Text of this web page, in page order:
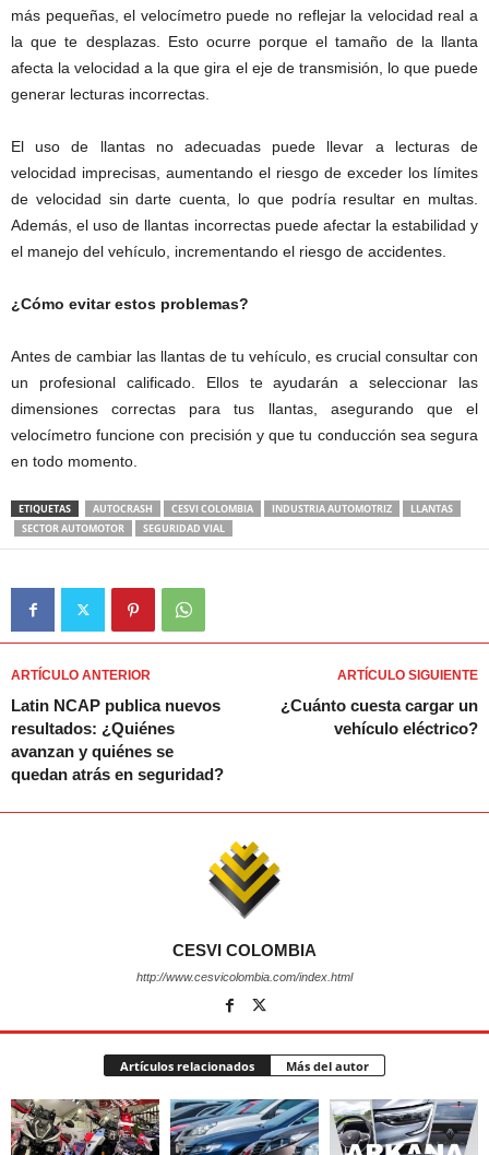
más pequeñas, el velocímetro puede no reflejar la velocidad real a
la que te desplazas. Esto ocurre porque el tamaño de la llanta
afecta la velocidad a la que gira el eje de transmisión, lo que puede
generar lecturas incorrectas.
El uso de llantas no adecuadas puede llevar a lecturas de
velocidad imprecisas, aumentando el riesgo de exceder los límites
de velocidad sin darte cuenta, lo que podría resultar en multas.
Además, el uso de llantas incorrectas puede afectar la estabilidad y
el manejo del vehículo, incrementando el riesgo de accidentes.
¿Cómo evitar estos problemas?
Antes de cambiar las llantas de tu vehículo, es crucial consultar con
un profesional calificado. Ellos te ayudarán a seleccionar las
dimensiones correctas para tus llantas, asegurando que el
velocímetro funcione con precisión y que tu conducción sea segura
en todo momento.
ETIQUETAS AUTOCRASH CESVI COLOMBIA INDUSTRIA AUTOMOTRIZ
LLANTAS
SECTOR AUTOMOTOR
SEGURIDAD VIAL
ARTÍCULO ANTERIOR
Latin NCAP publica nuevos
resultados: ¿Quiénes
avanzan y quiénes se
quedan atrás en seguridad?
ARTÍCULO SIGUIENTE
¿Cuánto cuesta cargar un
vehículo eléctrico?
CESVI COLOMBIA
http://www.cesvicolombia.com/index.html
Artículos relacionados Más del autor